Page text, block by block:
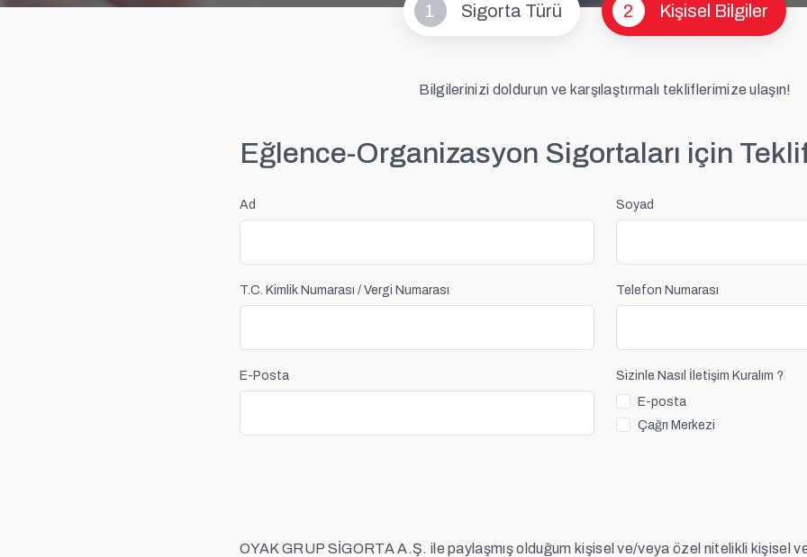
Tersanecilik Özel Sigortaları 1 Sigorta Türü 2 Kişisel Bilgiler
Bilgilerinizi doldurun ve karşılaştırmalı tekliflerimize ulaşın!
Eğlence-Organizasyon Sigortaları için
Ad Soyad
T.C. Kimlik Numarası / Vergi Numarası Telefon Numarası
E-Posta
Sizinle Nasıl İletişim Kuralım ?
E-posta
Çağrı Merkezi
OYAK GRUP SİGORTA A.Ş. ile paylaşmış olduğum kişisel ve/veya özel nitelikli kişisel